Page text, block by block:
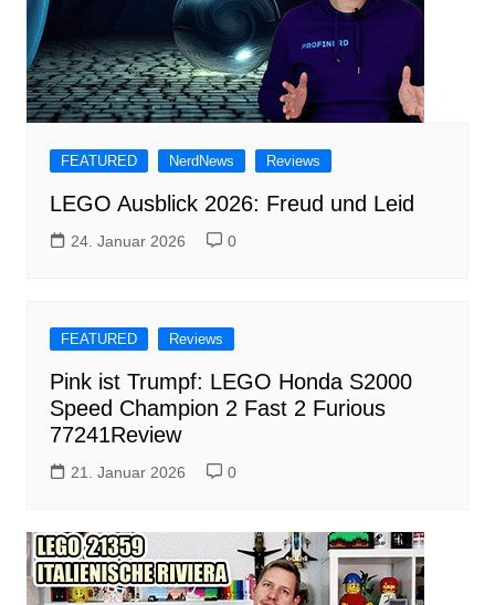
FEATURED NerdNews Reviews
LEGO Ausblick 2026: Freud und Leid
24. Januar 2026 0
FEATURED Reviews
Pink ist Trumpf: LEGO Honda S2000
Speed Champion 2 Fast 2 Furious
77241Review
21. Januar 2026 0